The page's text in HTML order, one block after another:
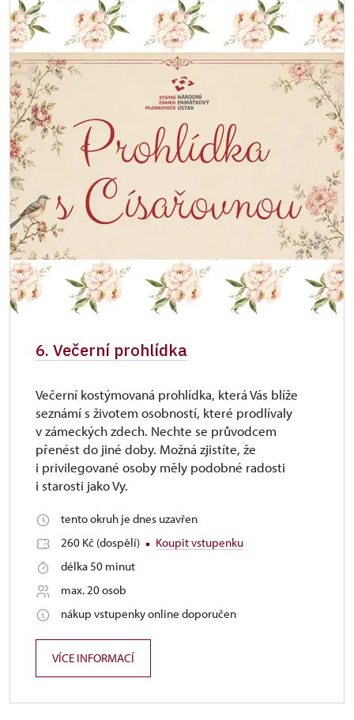
6. Večerní prohlídka
Večerní kostýmovaná prohlídka, která Vás blíže
seznámí s životem osobností, které prodlívaly
v zámeckých zdech. Nechte se průvodcem
přenést do jiné doby. Možná zjistíte, že
i privilegované osoby měly podobné radosti
i starosti jako Vy.
tento okruh je dnes uzavřen
260 Kč (dospělí)
Koupit vstupenku
délka 50 minut
max. 20 osob
nákup vstupenky online doporučen
VÍCE INFORMACÍ